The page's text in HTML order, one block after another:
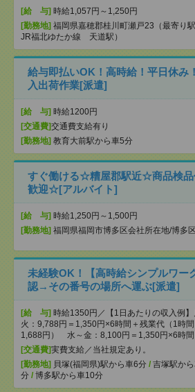
[給 与] 時給1,057円～1,250円
[勤務地] 福岡県嘉穂郡桂川町瀬戸23（最寄り駅
JR福北ゆたか線 天道駅）
給与即払いOK！高時給！平日休み
入出荷作業[派遣]
[給 与] 時給1200円
[交通費]交通費支給有り
[勤務地] 教育大前駅から車5分
すぐ働ける☆糟屋郡駅近☆商品検
歓迎☆[アルバイト]
[給 与] 時給1,250円～1,500円
[勤務地] 福岡県福岡市博多区会社所在地/博多区
未経験OK！【高時給シンプルワー
認→その番号の場所へ運ぶ[派遣]
[給 与] 時給1350円／【1日あたりの収入例】
火：9,788円＝1,350円×6時間＋残業代（1時間
1,688円） 水～金：8,100円＝1,350円×6時間
[交通費]実費支給／当社規定あり。
[勤務地] 貝塚(福岡県)駅から車6分 / 吉塚駅か
分 / 博多駅から車10分